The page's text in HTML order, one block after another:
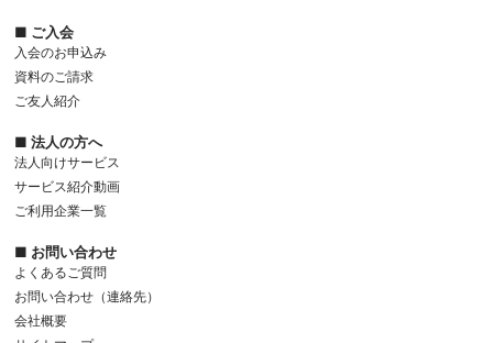
■ ご入会
入会のお申込み
資料のご請求
ご友人紹介
■ 法人の方へ
法人向けサービス
サービス紹介動画
ご利用企業一覧
■ お問い合わせ
よくあるご質問
お問い合わせ（連絡先）
会社概要